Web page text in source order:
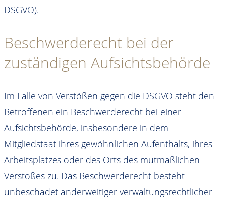
DSGVO).
Beschwerde­recht bei der
zuständigen Aufsichts­behörde
Im Falle von Verstößen gegen die DSGVO steht den
Betroffenen ein Beschwerderecht bei einer
Aufsichtsbehörde, insbesondere in dem
Mitgliedstaat ihres gewöhnlichen Aufenthalts, ihres
Arbeitsplatzes oder des Orts des mutmaßlichen
Verstoßes zu. Das Beschwerderecht besteht
unbeschadet anderweitiger verwaltungsrechtlicher